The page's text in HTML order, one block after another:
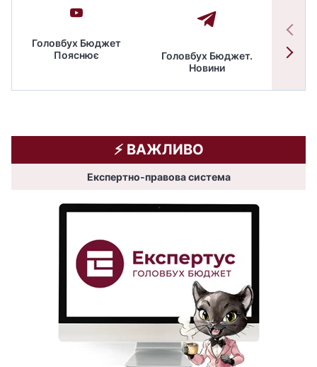
Головбух Бюджет
Пояснює
Головбух Бюджет.
Новини
⚡️ ВАЖЛИВО
Експертно-правова система